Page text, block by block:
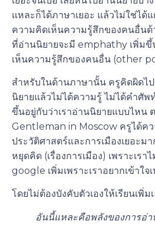
แหละก็ได้ภาษาเยอะ แล้วไม่ใช่ได้
ความคิดเห็นความรู้สึกของคนอื่นด้
ที่อ่านนิยายจะมี emphathy เพิ่มขึ้
เห็นความรู้สึกของคนอื่น (other
สำหรับในด้านภาษานั้น ครูคิดผิดไป
นิยายแล้วไม่ได้ความรู้ ไม่ได้คำศั
ขึ้นอยู่กับว่าเราอ่านนิยายแบบไหน
Gentleman in Moscow ครูได้คว
ประวัติศาสตร์และการเมืองเยอะม
หยุดคิด (เรื่องการเมือง) เพราะเรา
google เพิ่มเพราะเราอยากเข้าใ
โดยไม่ต้องบังคับตัวเองให้เรียนเพิ่ม
อันนี้แหละคือพลังของการอ่า